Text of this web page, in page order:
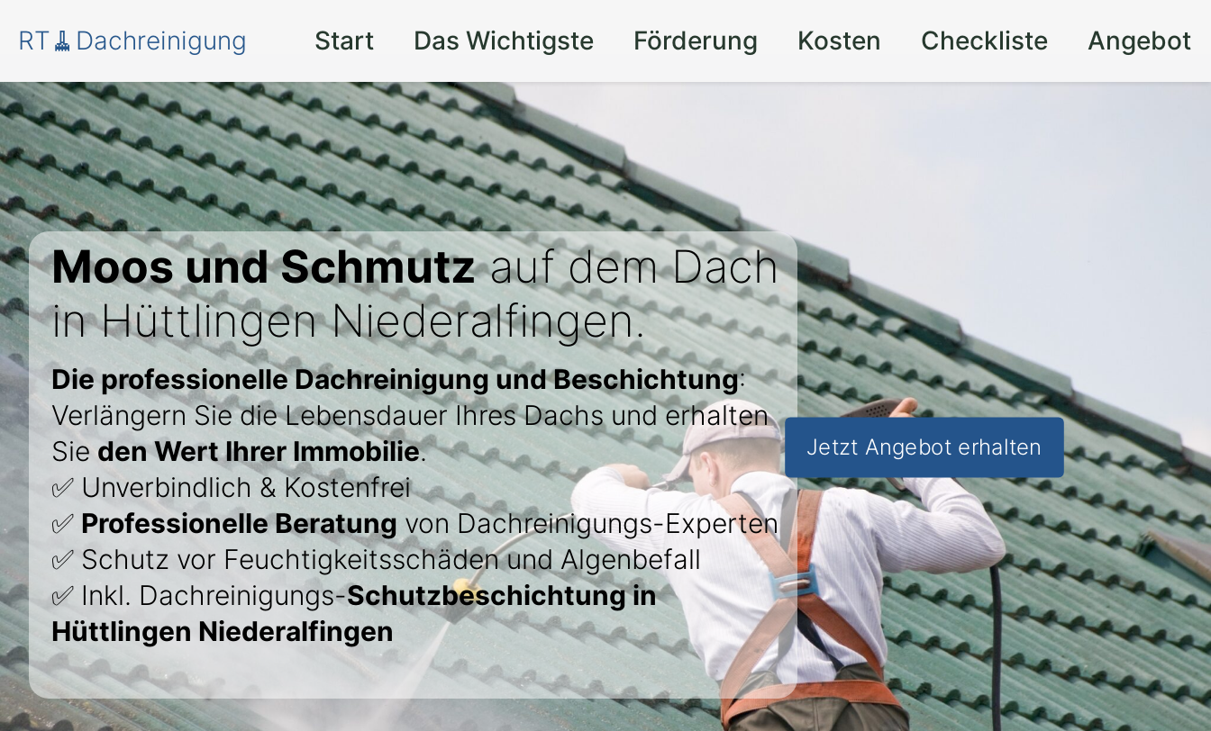
RT🧹Dachreinigung Start Das Wichtigste Förderung Kosten Checkliste Angebot
Moos und Schmutzauf dem Dach
in Hüttlingen Niederalfingen.
Die professionelle Dachreinigung und Beschichtung:
Verlängern Sie die Lebensdauer Ihres Dachs und erhalten
Sie den Wert Ihrer Immobilie.
✅ Unverbindlich & Kostenfrei
✅ Professionelle Beratung von Dachreinigungs-Experten
✅ Schutz vor Feuchtigkeitsschäden und Algenbefall
✅ Inkl. Dachreinigungs-Schutzbeschichtung in
Hüttlingen Niederalfingen
Jetzt Angebot erhalten